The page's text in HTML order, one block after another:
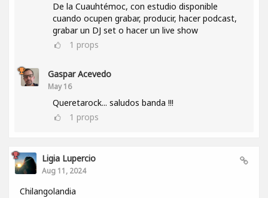
De la Cuauhtémoc, con estudio disponible
cuando ocupen grabar, producir, hacer podcast,
grabar un DJ set o hacer un live show
1 props
Gaspar Acevedo
May 16
Queretarock... saludos banda !!!
1 props
Ligia Lupercio
Aug 11, 2024
Chilangolandia